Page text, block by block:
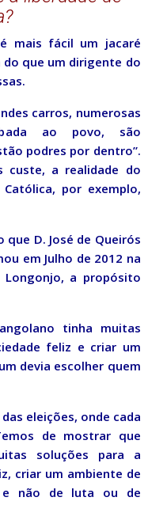
mais fácil um jacaré
do que um dirigente do
carros, numerosas
ao povo, são
podres por dentro”.
a realidade do
por exemplo,
D. José de Queirós
em Julho de 2012 na
Longonjo, a propósito
tinha muitas
feliz e criar um
devia escolher quem
eleições, onde cada
de mostrar que
soluções para a
criar um ambiente de
e não de luta ou de